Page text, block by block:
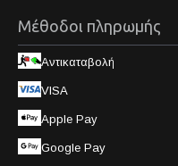
Μέθοδοι πληρωμής
Αντικαταβολή
VISA
Apple Pay
Google Pay